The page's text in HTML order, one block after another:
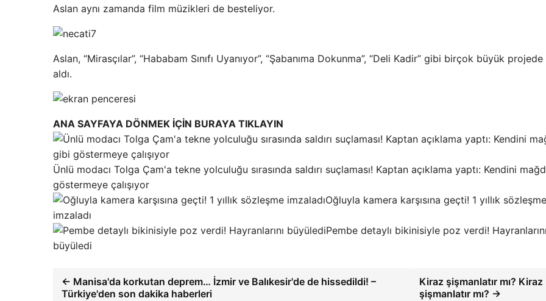
Aslan aynı zamanda film müzikleri de besteliyor.
Aslan, “Mirasçılar”, “Hababam Sınıfı Uyanıyor”, “Şabanıma Dokunma”, “Deli Kadir” gibi birçok büyük
aldı.
ANA SAYFAYA DÖNMEK İÇİN BURAYA TIKLAYIN
Ünlü modacı Tolga Çam'a tekne yolculuğu sırasında saldırı suçlaması! Kaptan açıklama yaptı: Kendini
göstermeye çalışıyor
Oğluyla kamera karşısına geçti! 1 yıllık sözleşme
imzaladı
Pembe detaylı bikinisiyle poz verdi! Hayranlarını
büyüledi
← Manisa'da korkutan deprem… İzmir ve Balıkesir'de de hissedildi! –
Türkiye'den son dakika haberleri
Kiraz şişmanlatır mı? Kiraz
şişmanlatır mı? →